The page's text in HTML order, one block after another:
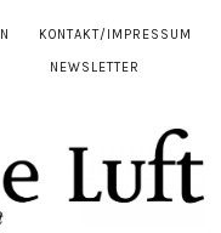
KONTAKT/IMPRESSUM
NEWSLETTER